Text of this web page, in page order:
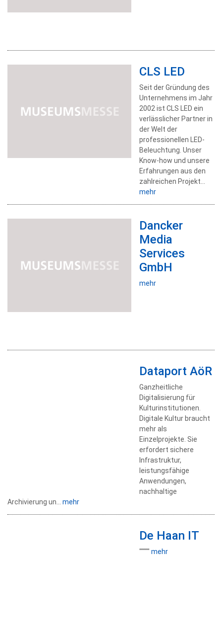
CLS LED
Seit der Gründung des
Unternehmens im Jahr
2002 ist CLS LED ein
verlässlicher Partner in
der Welt der
professionellen LED-
Beleuchtung. Unser
Know-how und unsere
Erfahrungen aus den
zahlreichen Projekt...
mehr
Dancker
Media
Services
GmbH
mehr
Dataport AöR
Ganzheitliche
Digitalisierung für
Kulturinstitutionen.
Digitale Kultur braucht
mehr als
Einzelprojekte. Sie
erfordert sichere
Infrastruktur,
leistungsfähige
Anwendungen,
nachhaltige
Archivierung un... mehr
De Haan IT
""""" mehr